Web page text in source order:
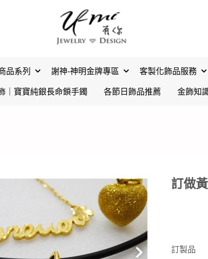
品系列 謝神-神明金牌專區 客製化飾品服務
｜寶寶純銀長命鎖手鐲
各節日飾品推薦 金飾知
訂做
訂製品